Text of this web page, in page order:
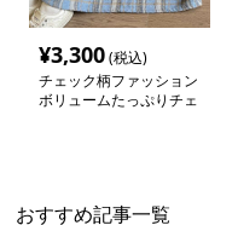
¥3,300(税込)
チェック柄ファッション
ボリュームたっぷりチェ
おすすめ記事一覧